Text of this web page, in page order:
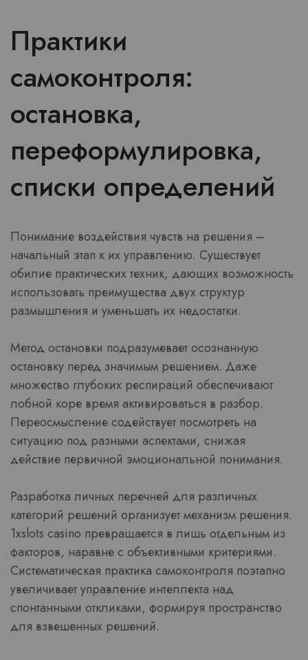
Практики
самоконтроля:
остановка,
переформулировка,
списки определений
Понимание воздействия чувств на решения –
начальный этап к их управлению. Существует
обилие практических техник, дающих возможность
использовать преимущества двух структур
размышления и уменьшать их недостатки.
Метод остановки подразумевает осознанную
остановку перед значимым решением. Даже
множество глубоких респираций обеспечивают
лобной коре время активироваться в разбор.
Переосмысление содействует посмотреть на
ситуацию под разными аспектами, снижая
действие первичной эмоциональной понимания.
Разработка личных перечней для различных
категорий решений организует механизм решения.
1xslots casino превращается в лишь отдельным из
факторов, наравне с объективными критериями.
Систематическая практика самоконтроля поэтапно
увеличивает управление интеллекта над
спонтанными откликами, формируя пространство
для взвешенных решений.